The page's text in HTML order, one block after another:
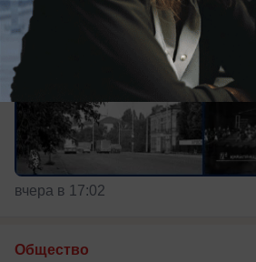
вчера в 17:02
Общество